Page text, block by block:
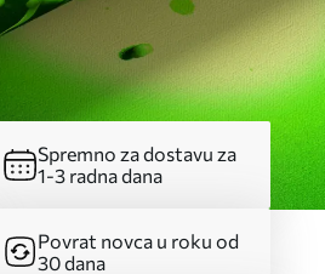
Spremno za dostavu za
1-3 radna dana
Povrat novca u roku od
30 dana